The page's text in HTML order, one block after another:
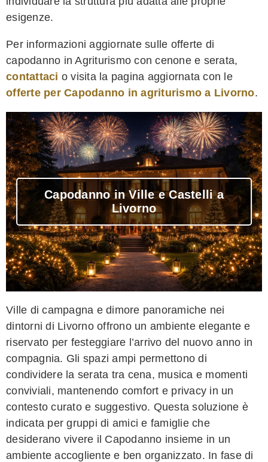
esigenze.
Per informazioni aggiornate sulle offerte di
capodanno in Agriturismo con cenone e serata,
contattaci o visita la pagina aggiornata con le
offerte per Capodanno in agriturismo a Livorno.
Capodanno in Ville e Castelli a
Livorno
Ville di campagna e dimore panoramiche nei
dintorni di Livorno offrono un ambiente elegante e
riservato per festeggiare l’arrivo del nuovo anno in
compagnia. Gli spazi ampi permettono di
condividere la serata tra cena, musica e momenti
conviviali, mantenendo comfort e privacy in un
contesto curato e suggestivo. Questa soluzione è
indicata per gruppi di amici e famiglie che
desiderano vivere il Capodanno insieme in un
ambiente accogliente e ben organizzato. In fase di